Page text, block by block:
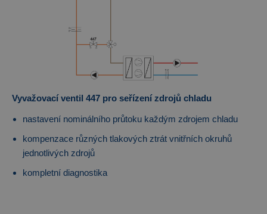
Vyvažovací ventil 447 pro seřízení zdrojů chladu
nastavení nominálního průtoku každým zdrojem chladu
kompenzace různých tlakových ztrát vnitřních okruhů
jednotlivých zdrojů
kompletní diagnostika